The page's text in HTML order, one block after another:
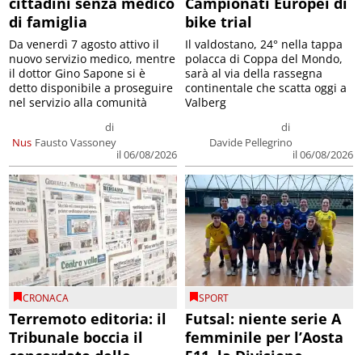
di famiglia
Nus
di
Fausto Vassoney
il 06/08/2026
Da venerdì 7 agosto attivo il
nuovo servizio medico, mentre
il dottor Gino Sapone si è
detto disponibile a proseguire
nel servizio alla comunità
bike trial
di
Davide Pellegrino
il 06/08/2026
Il valdostano, 24° nella tappa
polacca di Coppa del Mondo,
sarà al via della rassegna
continentale che scatta oggi a
Valberg
CRONACA
Terremoto editoria: il
Tribunale boccia il
SPORT
Futsal: niente serie A
femminile per l’Aosta